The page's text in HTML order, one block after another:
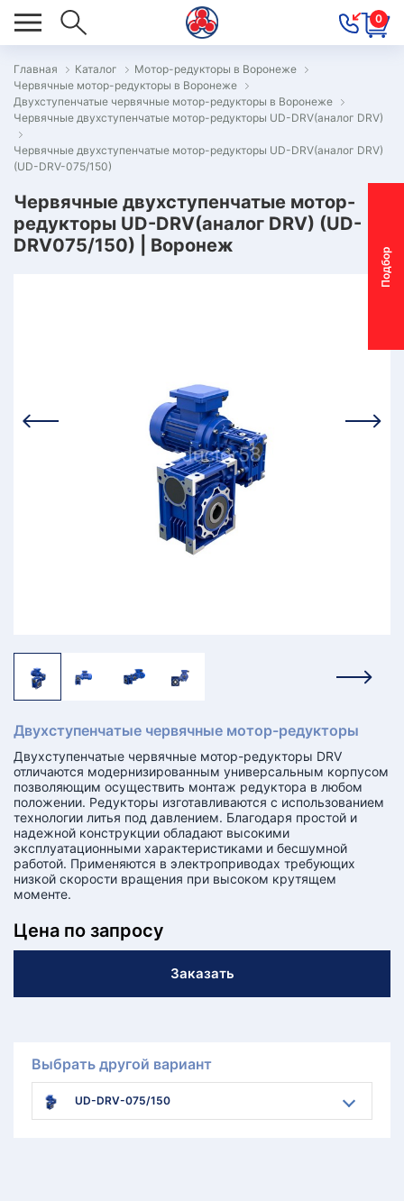
0
П
о
д
б
о
р
м
о
т
о
р
-
р
е
д
у
к
т
о
р
Главная Каталог
Мотор-редукторы в Воронеже
Червячные мотор-редукторы в Воронеже
Двухступенчатые червячные мотор-редукторы в Воронеже
Червячные двухступенчатые мотор-редукторы UD-DRV(аналог DRV)
Червячные двухступенчатые мотор-редукторы UD-DRV(аналог DRV)
(UD-DRV-075/150)
Червячные двухступенчатые мотор-
редукторы UD-DRV(аналог DRV) (UD-
DRV075/150) | Воронеж
Двухступенчатые червячные мотор-редукторы
Двухступенчатые червячные мотор-редукторы DRV
отличаются модернизированным универсальным корпусом
позволяющим осуществить монтаж редуктора в любом
положении. Редукторы изготавливаются с использованием
технологии литья под давлением. Благодаря простой и
надежной конструкции обладают высокими
эксплуатационными характеристиками и бесшумной
работой. Применяются в электроприводах требующих
низкой скорости вращения при высоком крутящем
моменте.
Цена по запросу
Заказать
Выбрать другой вариант
UD-DRV-075/150